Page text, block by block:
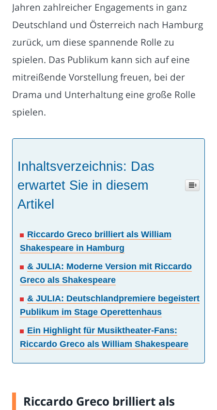
Jahren zahlreicher Engagements in ganz
Deutschland und Österreich nach Hamburg
zurück, um diese spannende Rolle zu
spielen. Das Publikum kann sich auf eine
mitreißende Vorstellung freuen, bei der
Drama und Unterhaltung eine große Rolle
spielen.
Inhaltsverzeichnis: Das
erwartet Sie in diesem
Artikel
Riccardo Greco brilliert als William
Shakespeare in Hamburg
& JULIA: Moderne Version mit Riccardo
Greco als Shakespeare
& JULIA: Deutschlandpremiere begeistert
Publikum im Stage Operettenhaus
Ein Highlight für Musiktheater-Fans:
Riccardo Greco als William Shakespeare
Riccardo Greco brilliert als